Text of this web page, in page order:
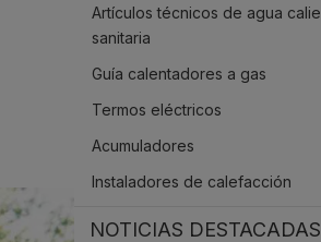
Artículos técnicos de agua
sanitaria
Guía calentadores a gas
Termos eléctricos
Acumuladores
Instaladores de calefacción
NOTICIAS DESTACADAS